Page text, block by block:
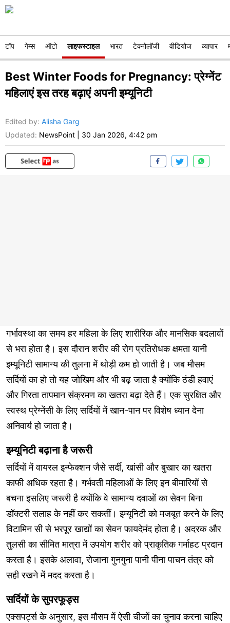
टॉप गेम्स ऑटो लाइफस्टाइल भारत टेक्नोलॉजी वीडियोज व्यापार
Best Winter Foods for Pregnancy: प्रेग्नेंट
महिलाएं इस तरह बढ़ाएं अपनी इम्यूनिटी
Edited by: Alisha Garg
Updated: NewsPoint 30 Jan 2026, 4:42 pm
गर्भावस्था का समय हर महिला के लिए शारीरिक और मानसिक बदलावों
से भरा होता है। इस दौरान शरीर की रोग प्रतिरोधक क्षमता यानी
इम्यूनिटी सामान्य की तुलना में थोड़ी कम हो जाती है। जब मौसम
सर्दियों का हो तो यह जोखिम और भी बढ़ जाता है क्योंकि ठंडी हवाएं
और गिरता तापमान संक्रमण का खतरा बढ़ा देते हैं। एक सुरक्षित और
स्वस्थ प्रेग्नेंसी के लिए सर्दियों में खान-पान पर विशेष ध्यान देना
अनिवार्य हो जाता है।
इम्यूनिटी बढ़ाना है जरूरी
सर्दियों में वायरल इन्फेक्शन जैसे सर्दी, खांसी और बुखार का खतरा
काफी अधिक रहता है। गर्भवती महिलाओं के लिए इन बीमारियों से
बचना इसलिए जरूरी है क्योंकि वे सामान्य दवाओं का सेवन बिना
डॉक्टरी सलाह के नहीं कर सकतीं। इम्यूनिटी को मजबूत करने के लिए
विटामिन सी से भरपूर खाद्यों का सेवन फायदेमंद होता है। अदरक और
तुलसी का सीमित मात्रा में उपयोग शरीर को प्राकृतिक गर्माहट प्रदान
करता है। इसके अलावा, रोजाना गुनगुना पानी पीना पाचन तंत्र को
सही रखने में मदद करता है।
सर्दियों के सुपरफूड्स
एक्सपर्ट्स के अनुसार, इस मौसम में ऐसी चीजों का चुनाव करना चाहिए